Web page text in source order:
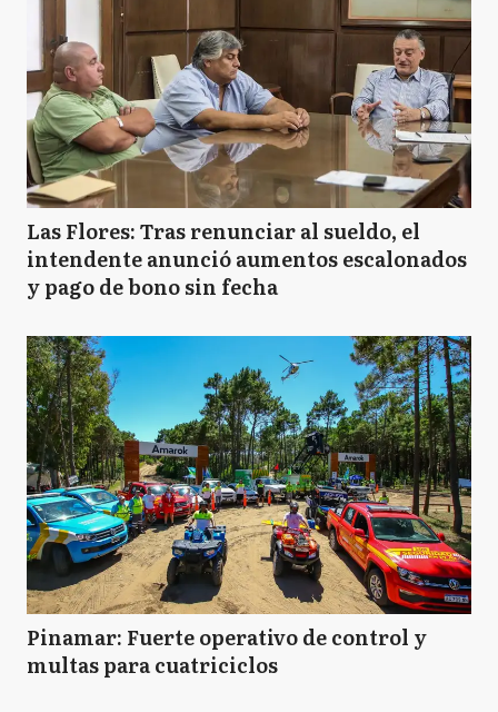
Las Flores: Tras renunciar al sueldo, el
intendente anunció aumentos escalonados
y pago de bono sin fecha
Pinamar: Fuerte operativo de control y
multas para cuatriciclos